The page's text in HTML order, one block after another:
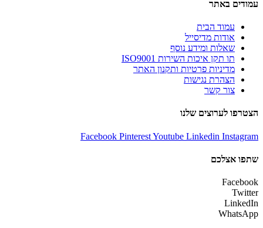
עמודים באתר
עמוד הבית
אודות מדיסייל
שאלות ומידע נוסף
תו תקן איכות השירות ISO9001
מדיניות פרטיות ותקנון האתר
הצהרת נגישות
צור קשר
הצטרפו לערוצים שלנו
Facebook PinterestYoutube Linkedin Instagram
שתפו אצלכם
Facebook
Twitter
LinkedIn
WhatsApp